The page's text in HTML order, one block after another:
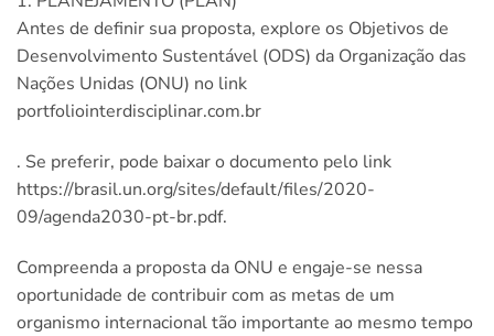
Antes de definir sua proposta, explore os Objetivos de
Desenvolvimento Sustentável (ODS) da Organização das
Nações Unidas (ONU) no link
portfoliointerdisciplinar.com.br
. Se preferir, pode baixar o documento pelo link
https://brasil.un.org/sites/default/files/2020-
09/agenda2030-pt-br.pdf.
Compreenda a proposta da ONU e engaje-se nessa
oportunidade de contribuir com as metas de um
organismo internacional tão importante ao mesmo tempo